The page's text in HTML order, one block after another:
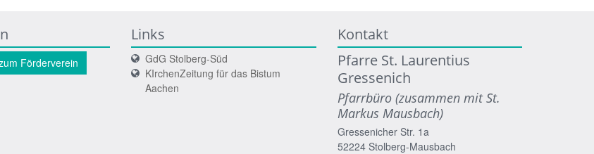
Förderverein
Links
GdG Stolberg-Süd
KIrchenZeitung für das Bistum
Aachen
Kontakt
Pfarre St. Laurentius
Gressenich
Pfarrbüro (zusammen mit St.
Markus Mausbach)
Gressenicher Str. 1a
52224 Stolberg-Mausbach